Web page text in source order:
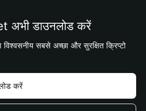
अभी डाउनलोड करें
विश्वसनीय सबसे अच्छा और सुरक्षित क्रिप्टो
करें